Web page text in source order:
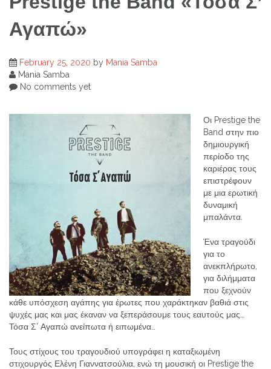
Αγαπώ»
February 25, 2020 by Mania Samba
Mania Samba
No comments yet
Οι Prestige the
Band στην πιο
δημιουργική
περίοδο της
καριέρας τους
επιστρέφουν
με μια ερωτική
δυναμική
μπαλάντα.
Ένα τραγούδι
για το
ανεκπλήρωτο,
για διλήμματα
που ξεχνούν
κάθε υπόσχεση αγάπης για έρωτες που χαράκτηκαν βαθιά στις
ψυχές μας και μας έκαναν να ξεπεράσουμε τους εαυτούς μας…
Τόσα Σ’ Αγαπώ ανείπωτα ή ειπωμένα…
Τους στίχους του τραγουδιού υπογράφει η καταξιωμένη
στιχουργός Ελένη Γιαννατσούλια, ενώ τη μουσική οι Prestige the